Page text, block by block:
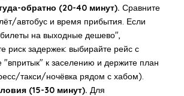
обратно (20-40 минут). Сравните
автобус и время прибытия. Если
на выходные дешево",
риск задержек: выбирайте рейс с
"впритык" к заселению и держите план
такси/ночёвка рядом с хабом).
(15-30 минут). Для